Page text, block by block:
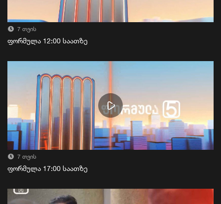
7 თვის
ფორმულა 12:00 საათზე
7 თვის
ფორმულა 17:00 საათზე